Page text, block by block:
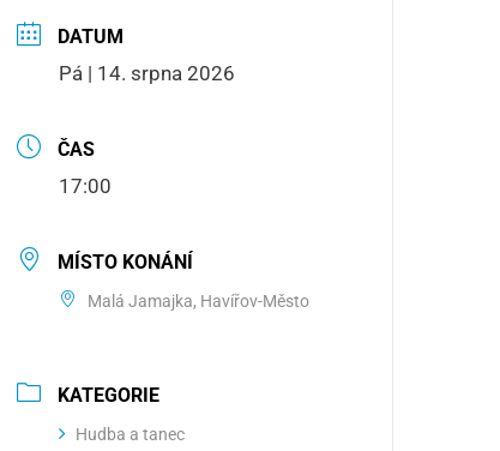
DATUM
Pá | 14. srpna 2026
ČAS
17:00
MÍSTO KONÁNÍ
Malá Jamajka, Havířov-Město
KATEGORIE
Hudba a tanec